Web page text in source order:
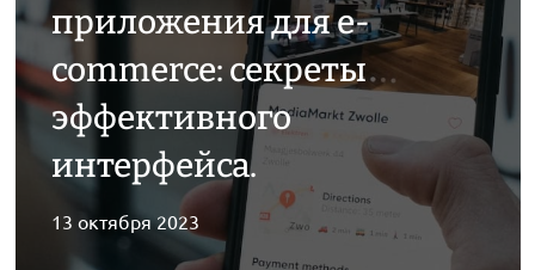
приложения для e-
commerce: секреты
эффективного
интерфейса.
13 октября 2023